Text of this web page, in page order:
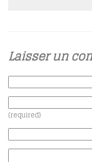
Laisser un
(required)